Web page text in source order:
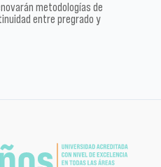
metodologías de
entre pregrado y